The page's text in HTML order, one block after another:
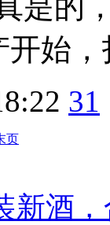
是的
始
31
页
新酒